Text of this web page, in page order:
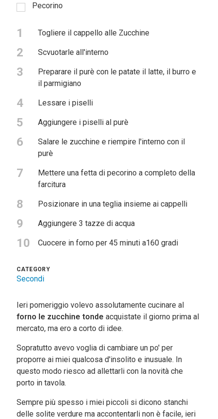
Pecorino
1 Togliere il cappello alle Zucchine
2 Scvuotarle all'interno
3
Preparare il purè con le patate il latte, il burro e
il parmigiano
4 Lessare i piselli
5 Aggiungere i piselli al purè
6
Salare le zucchine e riempire l'interno con il
purè
7
Mettere una fetta di pecorino a completo della
farcitura
8 Posizionare in una teglia insieme ai cappelli
9 Aggiungere 3 tazze di acqua
10 Cuocere in forno per 45 minuti a160 gradi
CATEGORY
Secondi
Ieri pomeriggio volevo assolutamente cucinare al
forno le zucchine tonde acquistate il giorno prima al
mercato, ma ero a corto di idee.
Sopratutto avevo voglia di cambiare un po' per
proporre ai miei qualcosa d'insolito e inusuale. In
questo modo riesco ad allettarli con la novità che
porto in tavola.
Sempre più spesso i miei piccoli si dicono stanchi
delle solite verdure ma accontentarli non è facile, ieri